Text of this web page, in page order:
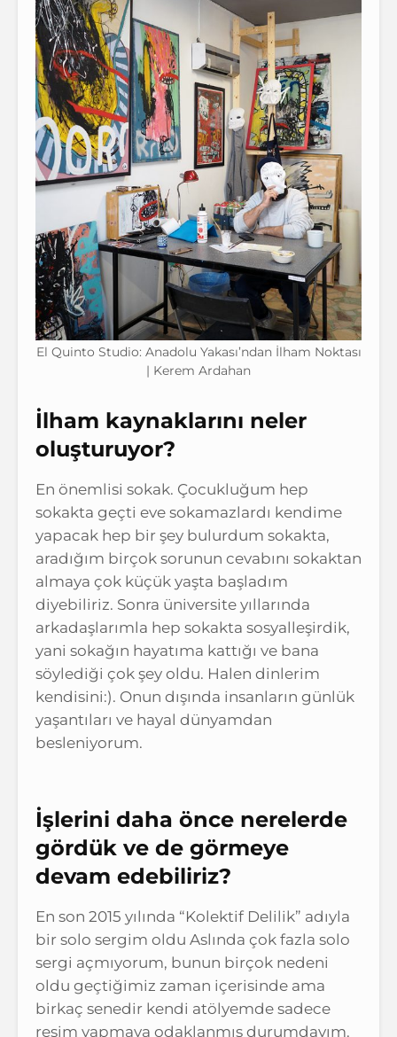
El Quinto Studio: Anadolu Yakası’ndan İlham Noktası
| Kerem Ardahan
İlham kaynaklarını neler
oluşturuyor?
En önemlisi sokak. Çocukluğum hep
sokakta geçti eve sokamazlardı kendime
yapacak hep bir şey bulurdum sokakta,
aradığım birçok sorunun cevabını sokaktan
almaya çok küçük yaşta başladım
diyebiliriz. Sonra üniversite yıllarında
arkadaşlarımla hep sokakta sosyalleşirdik,
yani sokağın hayatıma kattığı ve bana
söylediği çok şey oldu. Halen dinlerim
kendisini:). Onun dışında insanların günlük
yaşantıları ve hayal dünyamdan
besleniyorum.
İşlerini daha önce nerelerde
gördük ve de görmeye
devam edebiliriz?
En son 2015 yılında “Kolektif Delilik” adıyla
bir solo sergim oldu Aslında çok fazla solo
sergi açmıyorum, bunun birçok nedeni
oldu geçtiğimiz zaman içerisinde ama
birkaç senedir kendi atölyemde sadece
resim yapmaya odaklanmış durumdayım.